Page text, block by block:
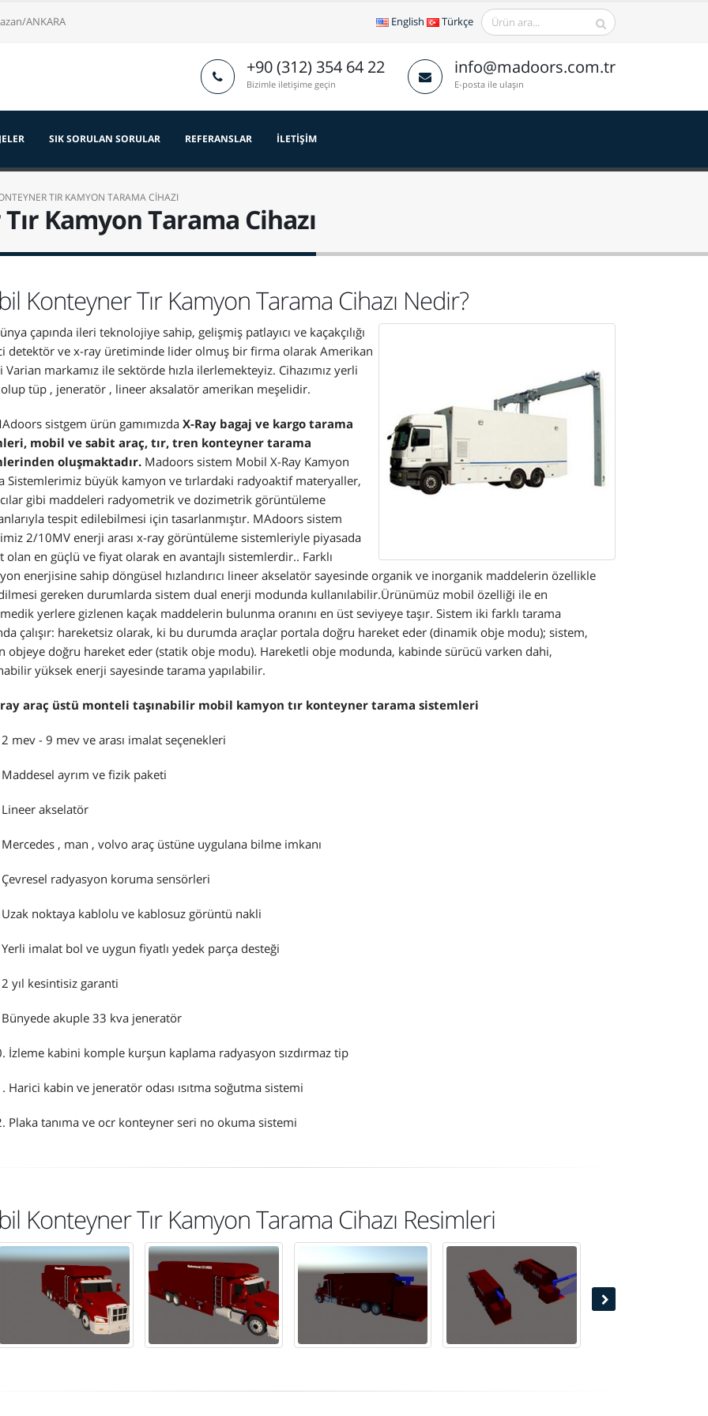
ANKARA English Türkçe
+90 (312) 354 64 22
Bizimle iletişime geçin
info@madoors.com.tr
E-posta ile ulaşın
SIK SORULAN SORULAR REFERANSLAR İLETIŞIM
TIR KAMYON TARAMA CİHAZI
Kamyon Tarama Cihazı
Konteyner Tır Kamyon Tarama Cihazı Nedir?
çapında ileri teknolojiye sahip, gelişmiş patlayıcı ve kaçakçılığı
detektör ve x-ray üretiminde lider olmuş bir firma olarak Amerikan
markamız ile sektörde hızla ilerlemekteyiz. Cihazımız yerli
tüp , jeneratör , lineer aksalatör amerikan meşelidir.
sistgem ürün gamımızdaX-Ray bagaj ve kargo tarama
mobil ve sabit araç, tır, tren konteyner tarama
oluşmaktadır. Madoors sistem Mobil X-Ray Kamyon
Sistemlerimiz büyük kamyon ve tırlardaki radyoaktif materyaller,
gibi maddeleri radyometrik ve dozimetrik görüntüleme
tespit edilebilmesi için tasarlanmıştır. MAdoors sistem
2/10MV enerji arası x-ray görüntüleme sistemleriyle piyasada
olan en güçlü ve fiyat olarak en avantajlı sistemlerdir.. Farklı
enerjisine sahip döngüsel hızlandırıcı lineer akselatör sayesinde organik ve inorganik maddelerin özellikle
gereken durumlarda sistem dual enerji modunda kullanılabilir.Ürünümüz mobil özelliği ile en
yerlere gizlenen kaçak maddelerin bulunma oranını en üst seviyeye taşır. Sistem iki farklı tarama
çalışır: hareketsiz olarak, ki bu durumda araçlar portala doğru hareket eder (dinamik obje modu); sistem,
objeye doğru hareket eder (statik obje modu). Hareketli obje modunda, kabinde sürücü varken dahi,
yüksek enerji sayesinde tarama yapılabilir.
araç üstü monteli taşınabilir mobil kamyon tır konteyner tarama sistemleri
mev - 9 mev ve arası imalat seçenekleri
ayrım ve fizik paketi
akselatör
, man , volvo araç üstüne uygulana bilme imkanı
radyasyon koruma sensörleri
noktaya kablolu ve kablosuz görüntü nakli
imalat bol ve uygun fiyatlı yedek parça desteği
yıl kesintisiz garanti
akuple 33 kva jeneratör
İzleme kabini komple kurşun kaplama radyasyon sızdırmaz tip
Harici kabin ve jeneratör odası ısıtma soğutma sistemi
Plaka tanıma ve ocr konteyner seri no okuma sistemi
Konteyner Tır Kamyon Tarama Cihazı Resimleri